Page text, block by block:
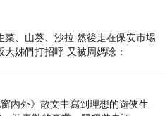
、山葵、沙拉 然後走在保安市場
姊們打招呼 又被周媽唸：
內外》散文中寫到理想的遊俠生